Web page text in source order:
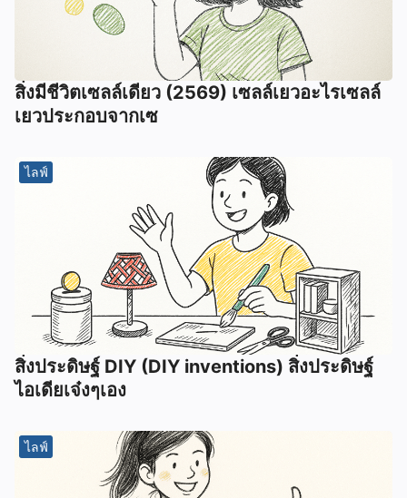
สิ่งมีชีวิตเซลล์เดียว (2569) เซลล์เยวอะไรเซลล์
เยวประกอบจากเซ
ไลฟ์
สิ่งประดิษฐ์ DIY (DIY inventions) สิ่งประดิษฐ์
ไอเดียเจ๋งๆเอง
ไลฟ์